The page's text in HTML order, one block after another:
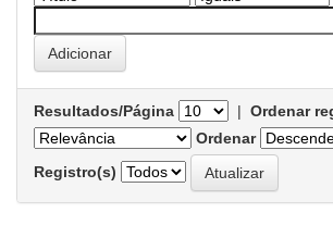
Resultados/Página | Ordenar
Ordenar
Registro(s)